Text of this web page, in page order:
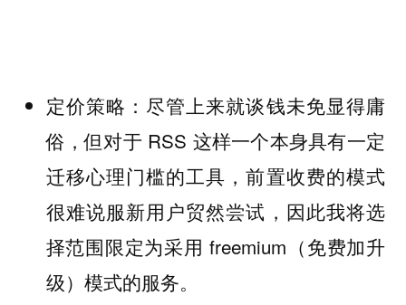
定价策略：尽管上来就谈钱未免显得庸
俗，但对于 RSS 这样一个本身具有一定
迁移心理门槛的工具，前置收费的模式
很难说服新用户贸然尝试，因此我将选
择范围限定为采用 freemium（免费加升
级）模式的服务。